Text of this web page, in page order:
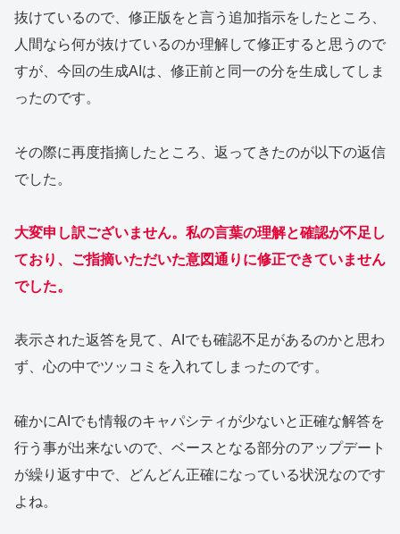
抜けているので、修正版をと言う追加指示をしたところ、
人間なら何が抜けているのか理解して修正すると思うので
すが、今回の生成AIは、修正前と同一の分を生成してしま
ったのです。
その際に再度指摘したところ、返ってきたのが以下の返信
でした。
大変申し訳ございません。私の言葉の理解と確認が不足し
ており、ご指摘いただいた意図通りに修正できていません
でした。
表示された返答を見て、AIでも確認不足があるのかと思わ
ず、心の中でツッコミを入れてしまったのです。
確かにAIでも情報のキャパシティが少ないと正確な解答を
行う事が出来ないので、ベースとなる部分のアップデート
が繰り返す中で、どんどん正確になっている状況なのです
よね。